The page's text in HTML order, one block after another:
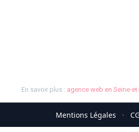
En savoir plus : agence web en Seine-
Mentions Légales ·